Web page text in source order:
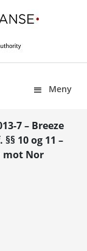
Meny
7 – Breeze
10 og 11 –
mot Nor